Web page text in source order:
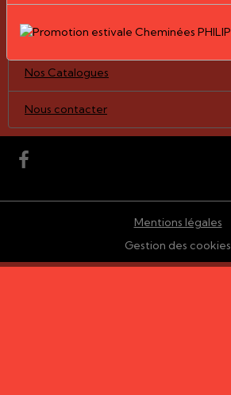
Le Groupe PHILIPPE
Nos Catalogues
Nous contacter
Mentions légales
Gestion des cookies